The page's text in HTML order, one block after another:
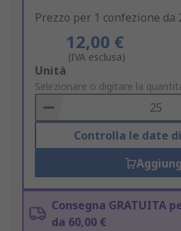
Prezzo per 1 confezione
12,00 €
(IVA esclusa)
Add
to
Basket
Unità
Selezionare o digitare la
Controlla le date
Consegna GRATUITA
da 60,00 €